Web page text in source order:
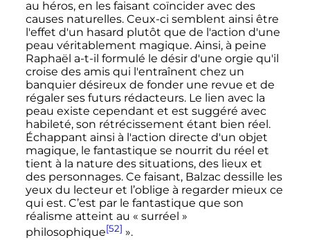
au héros, en les faisant coïncider avec des
causes naturelles. Ceux-ci semblent ainsi être
l'effet d'un hasard plutôt que de l'action d'une
peau véritablement magique. Ainsi, à peine
Raphaël a-t-il formulé le désir d'une orgie qu'il
croise des amis qui l'entraînent chez un
banquier désireux de fonder une revue et de
régaler ses futurs rédacteurs. Le lien avec la
peau existe cependant et est suggéré avec
habileté, son rétrécissement étant bien réel.
Échappant ainsi à l'action directe d'un objet
magique, le fantastique se nourrit du réel et
tient à la nature des situations, des lieux et
des personnages. Ce faisant, Balzac dessille les
yeux du lecteur et l’oblige à regarder mieux ce
qui est. C’est par le fantastique que son
réalisme atteint au « surréel »
philosophique[52] ».